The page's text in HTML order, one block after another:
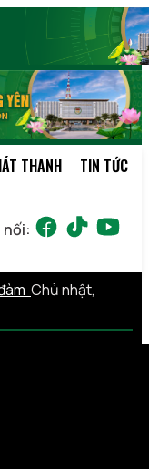
THANH TIN TỨC
nối:
Chủ nhật,